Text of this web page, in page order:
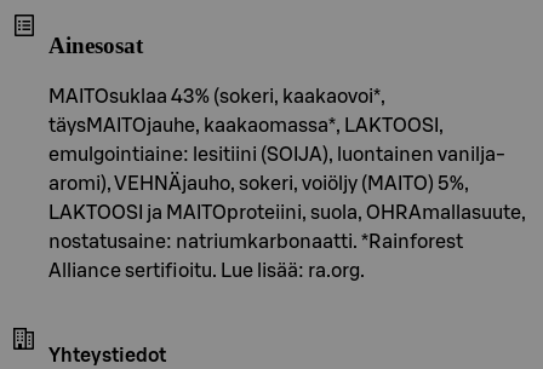
Ainesosat
MAITOsuklaa 43% (sokeri, kaakaovoi*,
täysMAITOjauhe, kaakaomassa*, LAKTOOSI,
emulgointiaine: lesitiini (SOIJA), luontainen vanilja-
aromi), VEHNÄjauho, sokeri, voiöljy (MAITO) 5%,
LAKTOOSI ja MAITOproteiini, suola, OHRAmallasuute,
nostatusaine: natriumkarbonaatti. *Rainforest
Alliance sertifioitu. Lue lisää: ra.org.
Yhteystiedot